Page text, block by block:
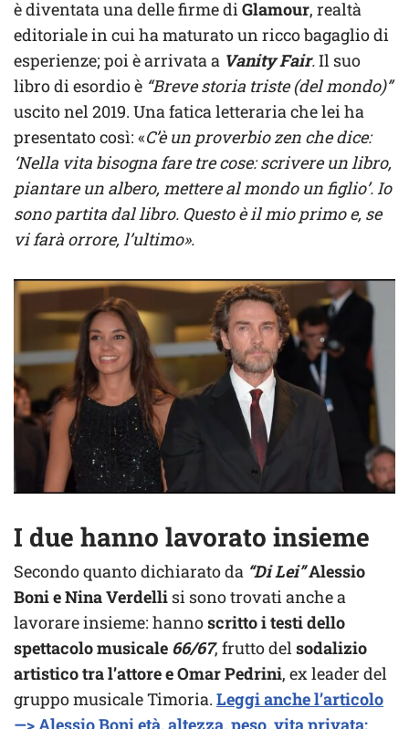
è diventata una delle firme di Glamour, realtà
editoriale in cui ha maturato un ricco bagaglio di
esperienze; poi è arrivata a Vanity Fair.Il suo
libro di esordio è “Breve storia triste (del mondo)”
uscito nel 2019. Una fatica letteraria che lei ha
presentato così: «C’è un proverbio zen che dice:
‘Nella vita bisogna fare tre cose: scrivere un libro,
piantare un albero, mettere al mondo un figlio’. Io
sono partita dal libro. Questo è il mio primo e, se
vi farà orrore, l’ultimo».
I due hanno lavorato insieme
Secondo quanto dichiarato da “Di Lei”Alessio
Boni e Nina Verdelli si sono trovati anche a
lavorare insieme: hannoscritto i testi dello
spettacolo musicale 66/67, frutto delsodalizio
artistico tra l’attore e Omar Pedrini, ex leader del
gruppo musicale Timoria. Leggi anche l’articolo